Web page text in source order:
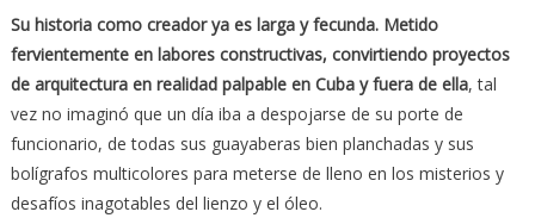
Su historia como creador ya es larga y fecunda. Metido
fervientemente en labores constructivas, convirtiendo proyectos
de arquitectura en realidad palpable en Cuba y fuera de ella, tal
vez no imaginó que un día iba a despojarse de su porte de
funcionario, de todas sus guayaberas bien planchadas y sus
bolígrafos multicolores para meterse de lleno en los misterios y
desafíos inagotables del lienzo y el óleo.